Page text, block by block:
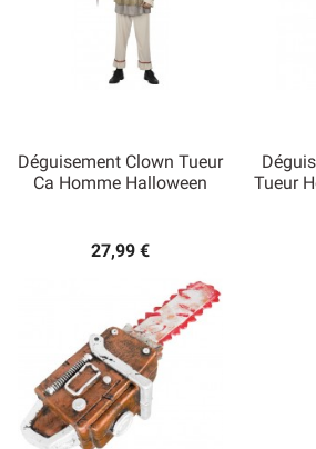
Déguisement Clown Tueur
Ca Homme Halloween
27,99 €
Tueur